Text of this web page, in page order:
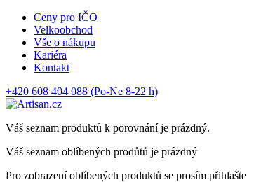
Ceny pro IČO
Velkoobchod
Vše o nákupu
Kariéra
Kontakt
+420 608 404 088 (Po-Ne 8-22 h)
Váš seznam produktů k porovnání je prázdný.
Váš seznam oblíbených prodůtů je prázdný
Pro zobrazení oblíbených produktů se prosím přihlašte